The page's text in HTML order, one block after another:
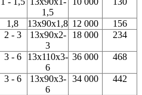
1,5
1,8 13x90x1,8 12 000
156
2 - 3
13x90x2-
3
18 000 234
3 - 6
13x110x3-
6
36 000 468
3 - 6
13x90x3-
6
34 000 442